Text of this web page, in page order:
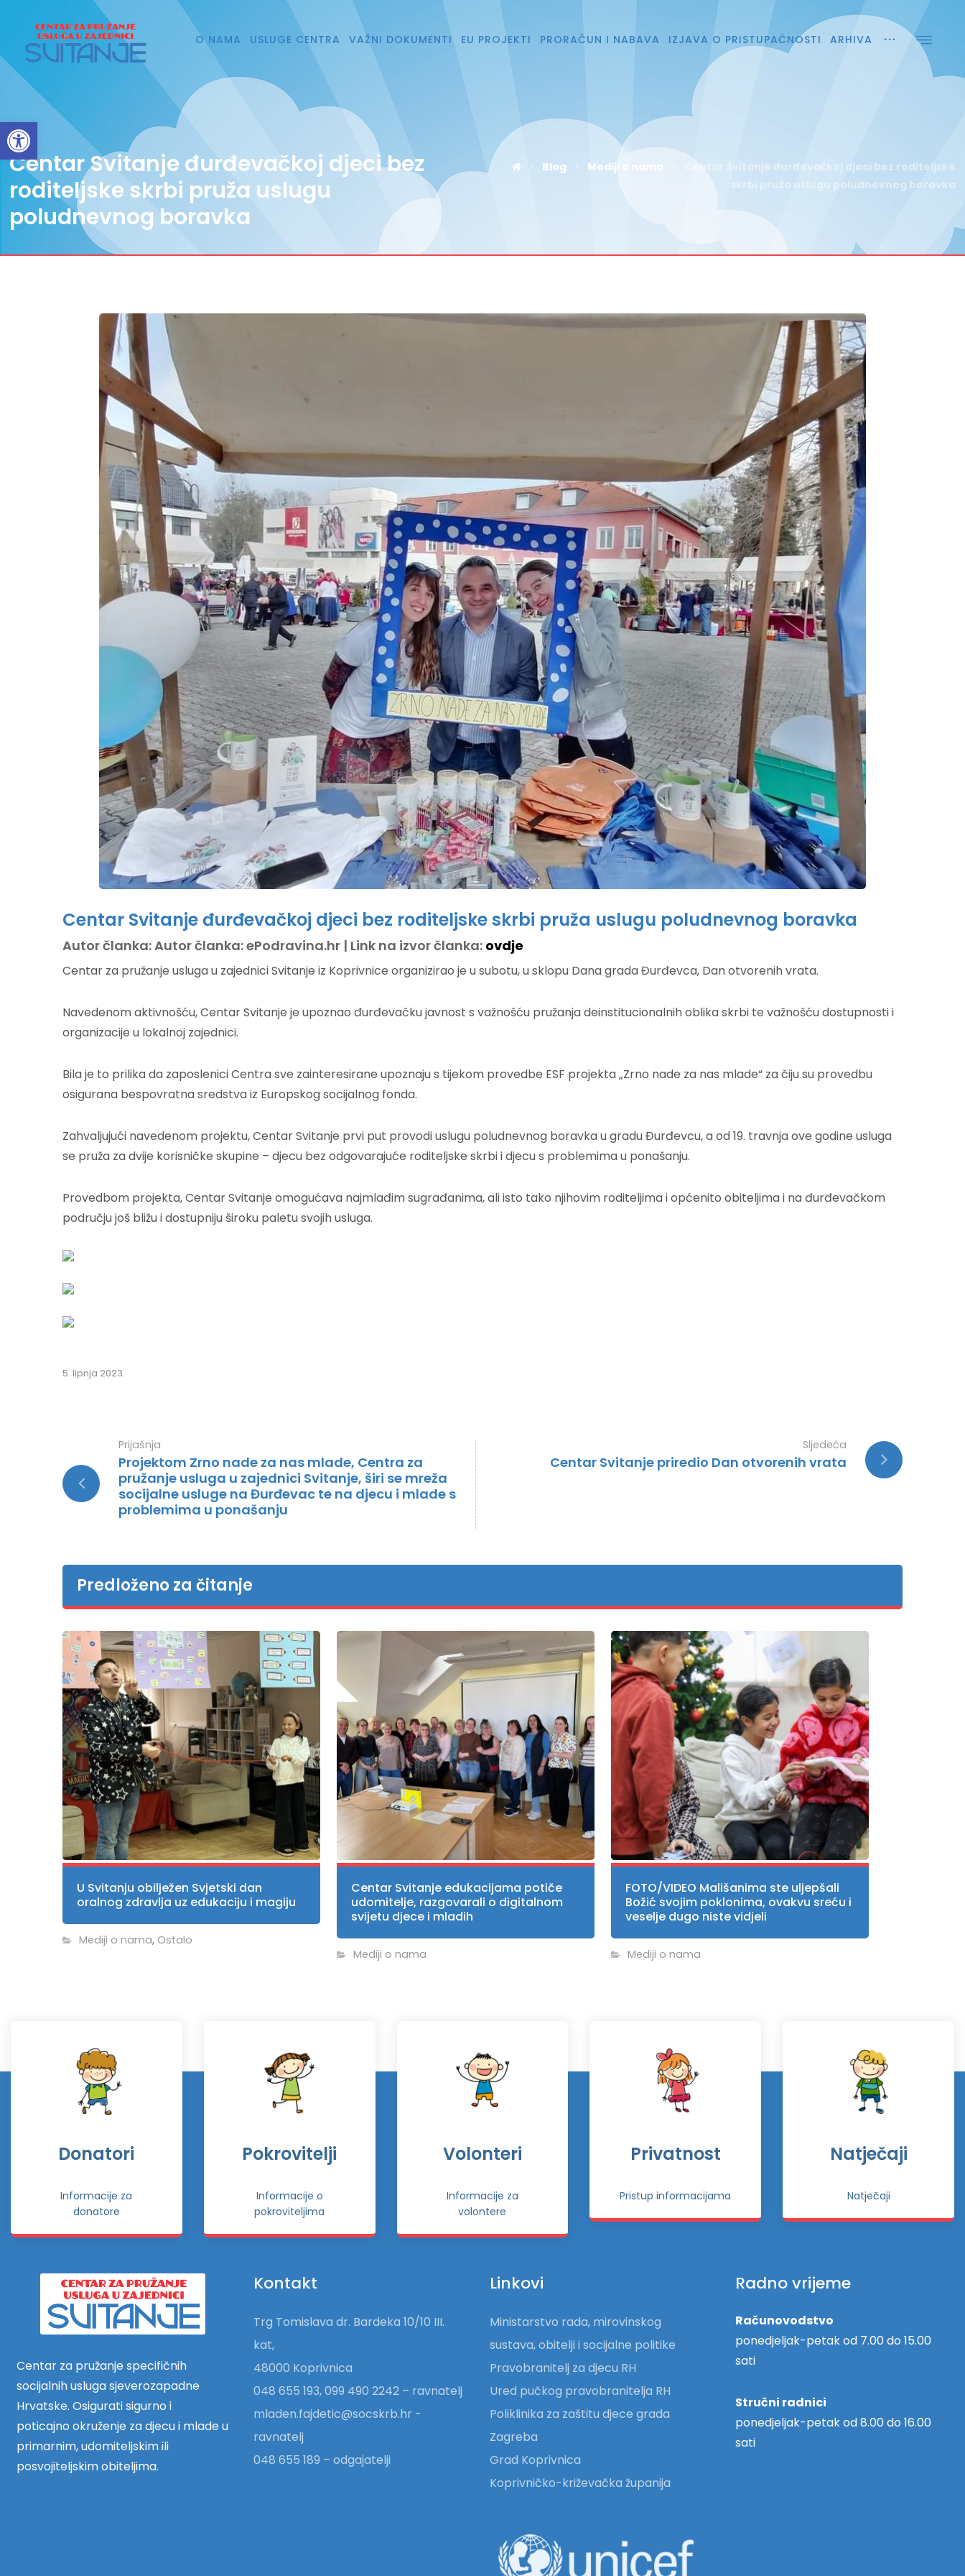
Open toolbar
O NAMA USLUGE CENTRA VAŽNI DOKUMENTI EU PROJEKTI PRORAČUN I NABAVA IZJAVA O PRISTUPAČNOSTI ARHIVA
Centar Svitanje đurđevačkoj djeci bez
roditeljske skrbi pruža uslugu
poludnevnog boravka
Blog Mediji o nama
Centar Svitanje đurđevačkoj djeci bez roditeljske
skrbi pruža uslugu poludnevnog boravka
Centar Svitanje đurđevačkoj djeci bez roditeljske skrbi pruža uslugu poludnevnog boravka
Autor članka: Autor članka: ePodravina.hr | Link na izvor članka: ovdje
Centar za pružanje usluga u zajednici Svitanje iz Koprivnice organizirao je u subotu, u sklopu Dana grada Đurđevca, Dan otvorenih vrata.
Navedenom aktivnošću, Centar Svitanje je upoznao đurđevačku javnost s važnošću pružanja deinstitucionalnih oblika skrbi te važnošću dostupnosti i
organizacije u lokalnoj zajednici.
Bila je to prilika da zaposlenici Centra sve zainteresirane upoznaju s tijekom provedbe ESF projekta „Zrno nade za nas mlade“ za čiju su provedbu
osigurana bespovratna sredstva iz Europskog socijalnog fonda.
Zahvaljujući navedenom projektu, Centar Svitanje prvi put provodi uslugu poludnevnog boravka u gradu Đurđevcu, a od 19. travnja ove godine usluga
se pruža za dvije korisničke skupine – djecu bez odgovarajuće roditeljske skrbi i djecu s problemima u ponašanju.
Provedbom projekta, Centar Svitanje omogućava najmlađim sugrađanima, ali isto tako njihovim roditeljima i općenito obiteljima i na đurđevačkom
području još bližu i dostupniju široku paletu svojih usluga.
5. lipnja 2023.
Prijašnja
Projektom Zrno nade za nas mlade, Centra za
pružanje usluga u zajednici Svitanje, širi se mreža
socijalne usluge na Đurđevac te na djecu i mlade s
problemima u ponašanju
Sljedeća
Centar Svitanje priredio Dan otvorenih vrata
Predloženo za čitanje
U Svitanju obilježen Svjetski dan
oralnog zdravlja uz edukaciju i magiju
Mediji o nama, Ostalo
Centar Svitanje edukacijama potiče
udomitelje, razgovarali o digitalnom
svijetu djece i mladih
Mediji o nama
FOTO/VIDEO Mališanima ste uljepšali
Božić svojim poklonima, ovakvu sreću i
veselje dugo niste vidjeli
Mediji o nama
Donatori
Informacije za
donatore
Pokrovitelji
Informacije o
pokroviteljima
Volonteri
Informacije za
volontere
Privatnost
Pristup informacijama
Natječaji
Natječaji
Centar za pružanje specifičnih
socijalnih usluga sjeverozapadne
Hrvatske. Osigurati sigurno i
poticajno okruženje za djecu i mlade u
primarnim, udomiteljskim ili
posvojiteljskim obiteljima.
Kontakt
Trg Tomislava dr. Bardeka 10/10 III.
kat,
48000 Koprivnica
048 655 193, 099 490 2242 – ravnatelj
mladen.fajdetic@socskrb.hr -
ravnatelj
048 655 189 – odgajatelji
Linkovi
Ministarstvo rada, mirovinskog
sustava, obitelji i socijalne politike
Pravobranitelj za djecu RH
Ured pučkog pravobranitelja RH
Poliklinika za zaštitu djece grada
Zagreba
Grad Koprivnica
Koprivničko-križevačka županija
Radno vrijeme
Računovodstvo
ponedjeljak-petak od 7.00 do 15.00
sati
Stručni radnici
ponedjeljak-petak od 8.00 do 16.00
sati